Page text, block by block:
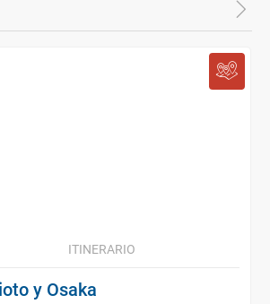
ITINERARIO
y Osaka